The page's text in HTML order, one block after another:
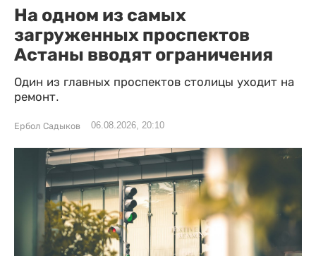
На одном из самых
загруженных проспектов
Астаны вводят ограничения
Один из главных проспектов столицы уходит на
ремонт.
Ербол Садыков 06.08.2026, 20:10